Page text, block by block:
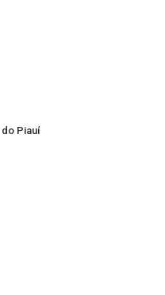
Piauí